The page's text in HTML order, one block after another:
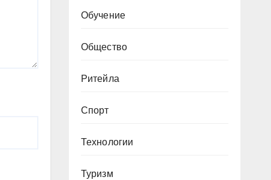
Обучение
Общество
Ритейла
Спорт
Технологии
Туризм